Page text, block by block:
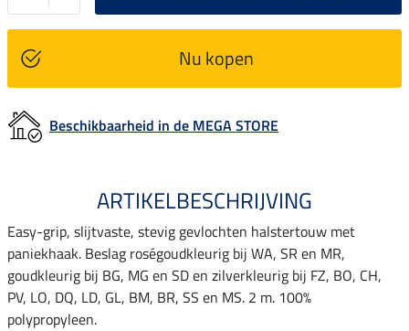
Nu kopen
Beschikbaarheid in de MEGA STORE
ARTIKELBESCHRIJVING
Easy-grip, slijtvaste, stevig gevlochten halstertouw met
paniekhaak. Beslag roségoudkleurig bij WA, SR en MR,
goudkleurig bij BG, MG en SD en zilverkleurig bij FZ, BO, CH,
PV, LO, DQ, LD, GL, BM, BR, SS en MS. 2 m. 100%
polypropyleen.